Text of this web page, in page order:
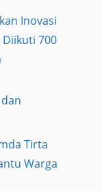
Inovasi
700
Tirta
Warga